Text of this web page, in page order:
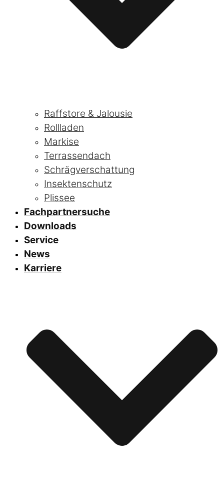
Raffstore & Jalousie
Rollladen
Markise
Terrassendach
Schrägverschattung
Insektenschutz
Plissee
Fachpartnersuche
Downloads
Service
News
Karriere